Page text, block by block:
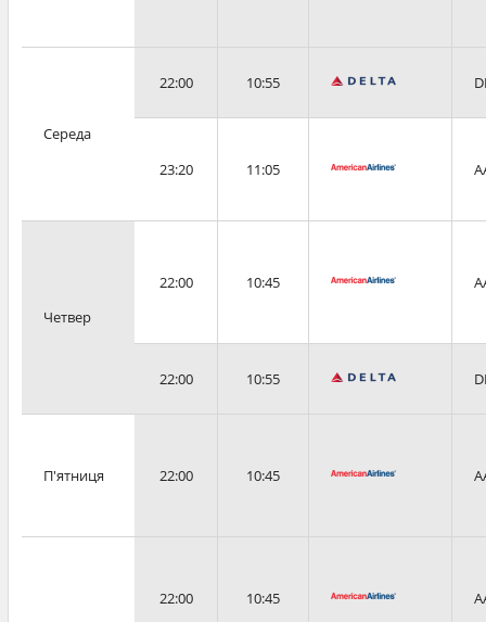
Середа
22:00 10:55
23:20 11:05
Четвер
22:00 10:45
22:00 10:55
П'ятниця 22:00 10:45
22:00 10:45